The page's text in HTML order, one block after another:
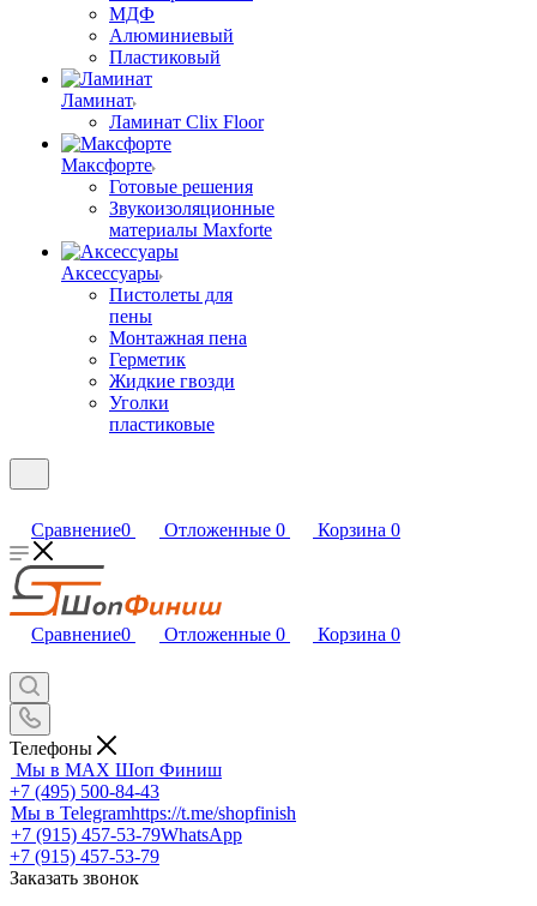
МДФ
Алюминиевый
Пластиковый
Ламинат
Ламинат Clix Floor
Максфорте
Готовые решения
Звукоизоляционные
материалы Maxforte
Аксессуары
Пистолеты для
пены
Монтажная пена
Герметик
Жидкие гвозди
Уголки
пластиковые
Сравнение0 Отложенные 0 Корзина 0
Сравнение0 Отложенные 0 Корзина 0
Телефоны
Мы в MAX Шоп Финиш
+7 (495) 500-84-43
Мы в Telegramhttps://t.me/shopfinish
+7 (915) 457-53-79WhatsApp
+7 (915) 457-53-79
Заказать звонок